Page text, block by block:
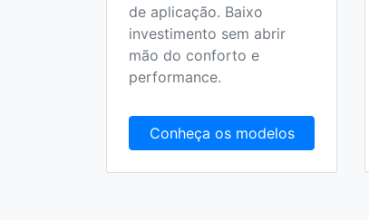
de aplicação. Baixo
investimento sem abrir
mão do conforto e
performance.
Conheça os modelos